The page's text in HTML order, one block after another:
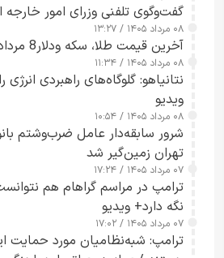
گفت‌وگوی تلفنی وزرای امور خارجه
۰۸ مرداد ۱۴۰۵ / ۱۳:۲۷
آخرین قیمت طلا، سکه ودلار8 مرداد1405
۰۸ مرداد ۱۴۰۵ / ۱۱:۳۴
نتانیاهو: گلوگاه‌های راهبردی
ویدیو
۰۸ مرداد ۱۴۰۵ / ۱۰:۵۴
شرور سابقه‌دار عامل ضرب‌وشتم
تهران زمین‌گیر شد
۰۷ مرداد ۱۴۰۵ / ۱۷:۲۴
ترامپ در مراسم گراهام هم
نگه دارد+ ویدیو
۰۷ مرداد ۱۴۰۵ / ۱۷:۰۲
ترامپ: شبه‌نظامیان مورد حمایت